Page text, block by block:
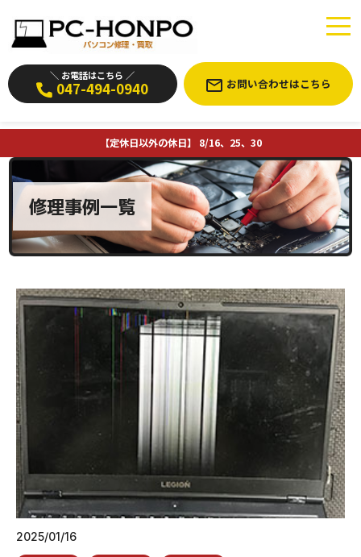
＼ お電話はこちら ／
047-494-0940 お問い合わせはこちら
【定休日以外の休日】 8/16、25、30
修理事例一覧
2025/01/16